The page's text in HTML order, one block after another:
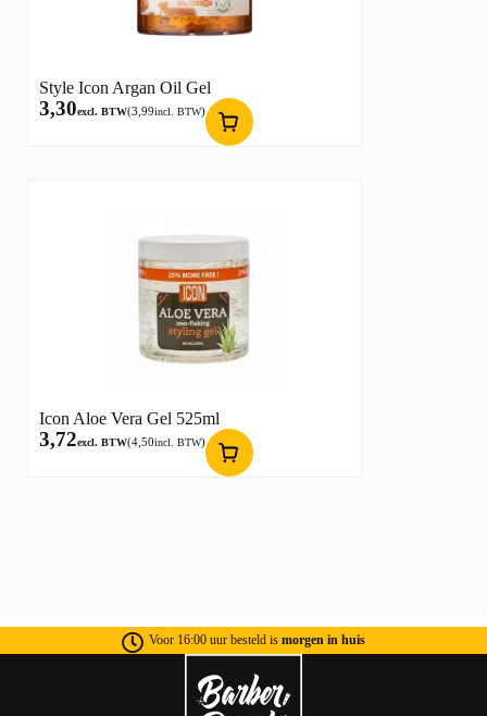
Style Icon Argan Oil Gel
3,30excl. BTW(3,99incl. BTW)
Icon Aloe Vera Gel 525ml
3,72excl. BTW(4,50incl. BTW)
Voor 16:00 uur besteld is morgen in huis